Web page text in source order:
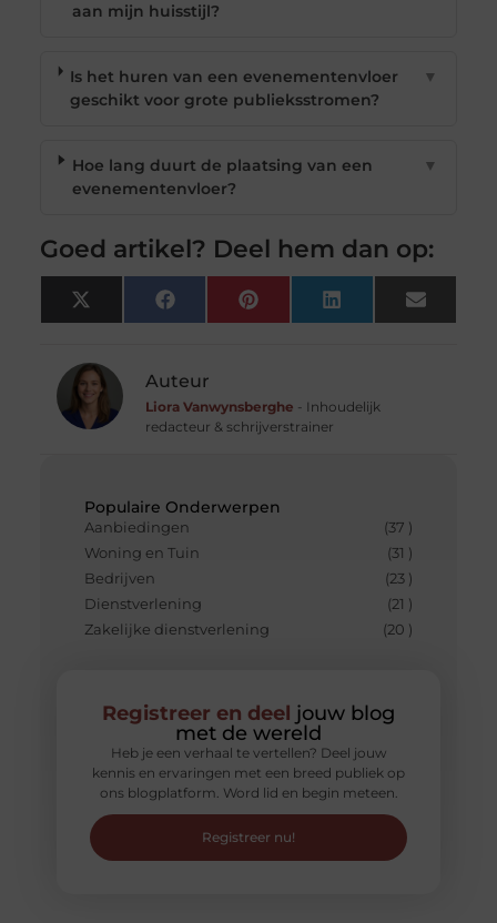
Populaire Onderwerpen
Aanbiedingen
(37 )
Woning en Tuin
(31 )
Bedrijven
(23 )
Dienstverlening
(21 )
Zakelijke dienstverlening
(20 )
Registreer en deel jouw blog
met de wereld
Heb je een verhaal te vertellen? Deel jouw
kennis en ervaringen met een breed publiek op
ons blogplatform. Word lid en begin meteen.
Registreer nu!
aan mijn huisstijl?
Is het huren van een evenementenvloer
geschikt voor grote publieksstromen?
▼
Hoe lang duurt de plaatsing van een
evenementenvloer?
▼
Goed artikel? Deel hem dan op:
X
(Twitter)
FacebookPinterest LinkedIn Email
Auteur
Liora Vanwynsberghe - Inhoudelijk
redacteur & schrijverstrainer